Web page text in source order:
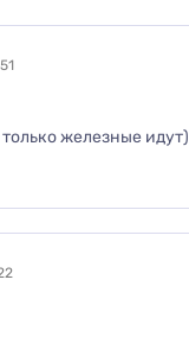
железные идут)